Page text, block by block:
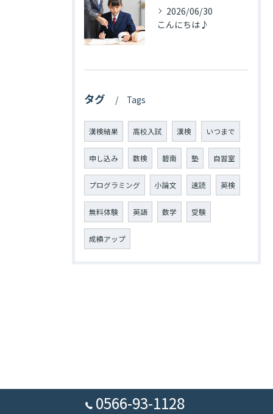
2026/06/30
こんにちは♪
タグ Tags
漢検結果 高校入試 漢検 いつまで
申し込み 数検 碧南 塾 自習室
プログラミング 小論文 速読 英検
無料体験 英語 数学 受験
成績アップ
0566-93-1128